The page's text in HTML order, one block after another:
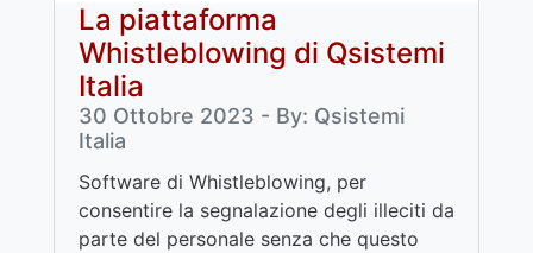
La piattaforma
Whistleblowing di Qsistemi
Italia
30 Ottobre 2023 - By: Qsistemi
Italia
Software di Whistleblowing, per
consentire la segnalazione degli illeciti da
parte del personale senza che questo